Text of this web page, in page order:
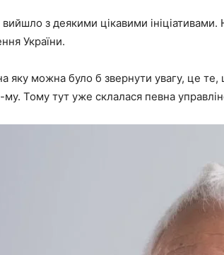
вийшло з деякими цікавими
України.
яку можна було б звернути увагу, це те,
Тому тут уже склалася певна